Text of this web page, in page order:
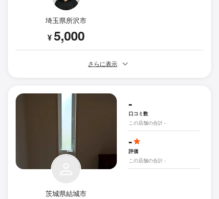
埼玉県所沢市
¥5,000
さらに表示
茨城県結城市
-
口コミ数
この店舗の合計 -
-
評価
この店舗の合計 -